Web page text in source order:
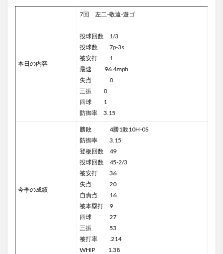
本日の内容
7回 左二-敬遠-遊ゴ
投球回数 1/3
投球数 7p-3s
被安打 1
最速 96.4mph
失点 0
三振 0
四球 1
防御率 3.15
今季の成績
勝敗 4勝1敗10H-0S
防御率 3.15
登板回数 49
投球回数 45-2/3
被安打 36
失点 20
自責点 16
被本塁打 9
四球 27
三振 53
被打率 .214
WHIP 1.38